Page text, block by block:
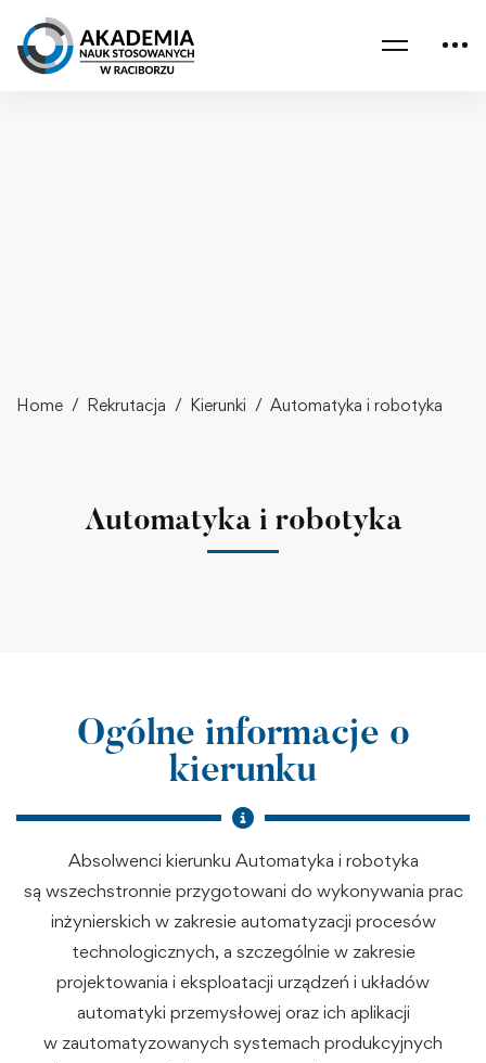
Home Rekrutacja Kierunki Automatyka i robotyka
Automatyka i robotyka
Ogólne informacje o
kierunku
Absolwenci kierunku Automatyka i robotyka
są wszechstronnie przygotowani do wykonywania prac
inżynierskich w zakresie automatyzacji procesów
technologicznych, a szczególnie w zakresie
projektowania i eksploatacji urządzeń i układów
automatyki przemysłowej oraz ich aplikacji
w zautomatyzowanych systemach produkcyjnych